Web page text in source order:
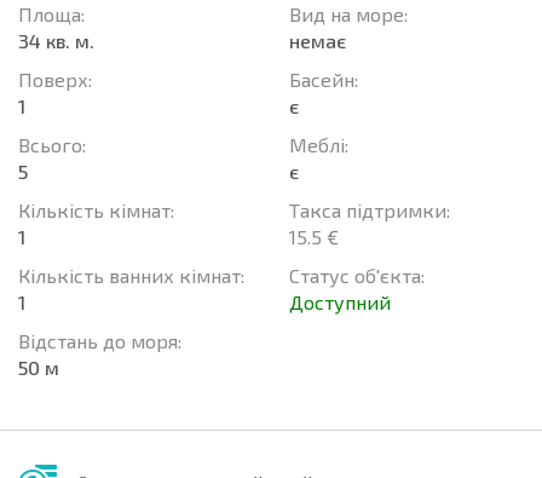
Площа:
34 кв. м.
Поверх:
1
Всього:
5
Кількість кімнат:
1
Кількість ванних кімнат:
1
Відстань до моря:
50 м
Вид на море:
немає
Баcейн:
є
Меблі:
є
Такса підтримки:
15.5 €
Статус об'єкта:
Доступний